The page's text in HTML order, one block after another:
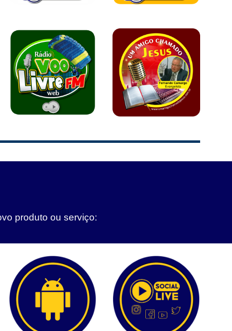
produto ou serviço: